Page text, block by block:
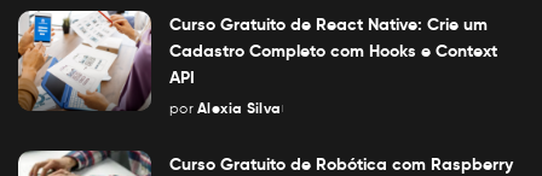
Curso Gratuito de React Native: Crie um
Cadastro Completo com Hooks e Context
API
Posted
por Alexia Silva
Curso Gratuito de Robótica com Raspberry